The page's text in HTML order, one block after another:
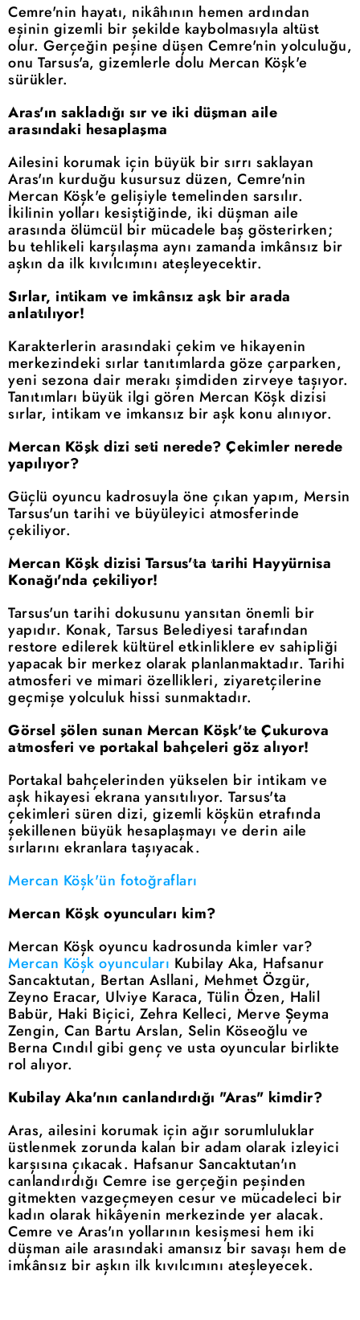
Cemre'nin hayatı, nikâhının hemen ardından
eşinin gizemli bir şekilde kaybolmasıyla altüst
olur. Gerçeğin peşine düşen Cemre'nin yolculuğu,
onu Tarsus'a, gizemlerle dolu Mercan Köşk'e
sürükler.
Aras'ın sakladığı sır ve iki düşman aile
arasındaki hesaplaşma
Ailesini korumak için büyük bir sırrı saklayan
Aras'ın kurduğu kusursuz düzen, Cemre'nin
Mercan Köşk'e gelişiyle temelinden sarsılır.
İkilinin yolları kesiştiğinde, iki düşman aile
arasında ölümcül bir mücadele baş gösterirken;
bu tehlikeli karşılaşma aynı zamanda imkânsız bir
aşkın da ilk kıvılcımını ateşleyecektir.
Sırlar, intikam ve imkânsız aşk bir arada
anlatılıyor!
Karakterlerin arasındaki çekim ve hikayenin
merkezindeki sırlar tanıtımlarda göze çarparken,
yeni sezona dair merakı şimdiden zirveye taşıyor.
Tanıtımları büyük ilgi gören Mercan Köşk dizisi
sırlar, intikam ve imkansız bir aşk konu alınıyor.
Mercan Köşk dizi seti nerede? Çekimler nerede
yapılıyor?
Güçlü oyuncu kadrosuyla öne çıkan yapım, Mersin
Tarsus'un tarihi ve büyüleyici atmosferinde
çekiliyor.
Mercan Köşk dizisi Tarsus'ta tarihi Hayyürnisa
Konağı'nda çekiliyor!
Tarsus'un tarihi dokusunu yansıtan önemli bir
yapıdır. Konak, Tarsus Belediyesi tarafından
restore edilerek kültürel etkinliklere ev sahipliği
yapacak bir merkez olarak planlanmaktadır. Tarihi
atmosferi ve mimari özellikleri, ziyaretçilerine
geçmişe yolculuk hissi sunmaktadır.
Görsel şölen sunan Mercan Köşk'te Çukurova
atmosferi ve portakal bahçeleri göz alıyor!
Portakal bahçelerinden yükselen bir intikam ve
aşk hikayesi ekrana yansıtılıyor. Tarsus'ta
çekimleri süren dizi, gizemli köşkün etrafında
şekillenen büyük hesaplaşmayı ve derin aile
sırlarını ekranlara taşıyacak.
Mercan Köşk'ün fotoğrafları
Mercan Köşk oyuncuları kim?
Mercan Köşk oyuncu kadrosunda kimler var?
Mercan Köşk oyuncuları Kubilay Aka, Hafsanur
Sancaktutan, Bertan Asllani, Mehmet Özgür,
Zeyno Eracar, Ulviye Karaca, Tülin Özen, Halil
Babür, Haki Biçici, Zehra Kelleci, Merve Şeyma
Zengin, Can Bartu Arslan, Selin Köseoğlu ve
Berna Cındıl gibi genç ve usta oyuncular birlikte
rol alıyor.
Kubilay Aka'nın canlandırdığı "Aras" kimdir?
Aras, ailesini korumak için ağır sorumluluklar
üstlenmek zorunda kalan bir adam olarak izleyici
karşısına çıkacak. Hafsanur Sancaktutan'ın
canlandırdığı Cemre ise gerçeğin peşinden
gitmekten vazgeçmeyen cesur ve mücadeleci bir
kadın olarak hikâyenin merkezinde yer alacak.
Cemre ve Aras'ın yollarının kesişmesi hem iki
düşman aile arasındaki amansız bir savaşı hem de
imkânsız bir aşkın ilk kıvılcımını ateşleyecek.